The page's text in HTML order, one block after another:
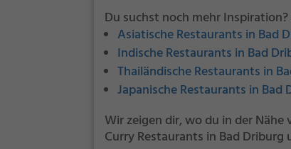
Du suchst noch mehr
Asiatische Restaurants in Bad
Indische Restaurants in Bad
Thailändische Restaurants in
Japanische Restaurants in Bad
Wir zeigen dir, wo du in der
Curry Restaurants in Bad Driburg